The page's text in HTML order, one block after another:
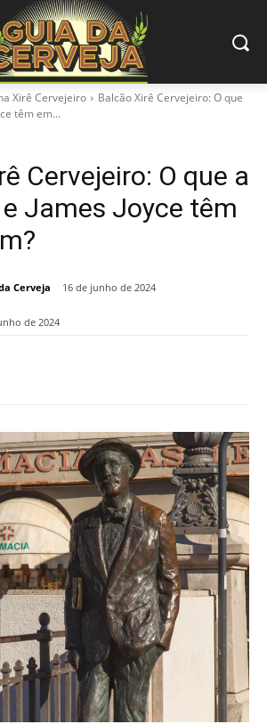
Xirê Cervejeiro
Balcão Xirê Cervejeiro: O que
têm em...
Cervejeiro: O que a
James Joyce têm
Cerveja 16 de junho de 2024
de 2024